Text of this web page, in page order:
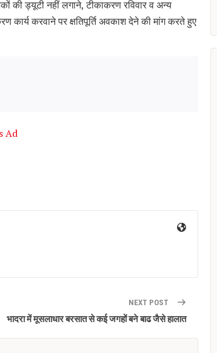
की ड्यूटी नहीं लगाने, टीकाकरण रविवार व अन्य
करवाने पर क्षतिपूर्ति अवकाश देने की मांग करते हुए
NEXT POST
भादरा में मूसलाधार बरसात से कई जगहों बने बाढ जैसे हालात